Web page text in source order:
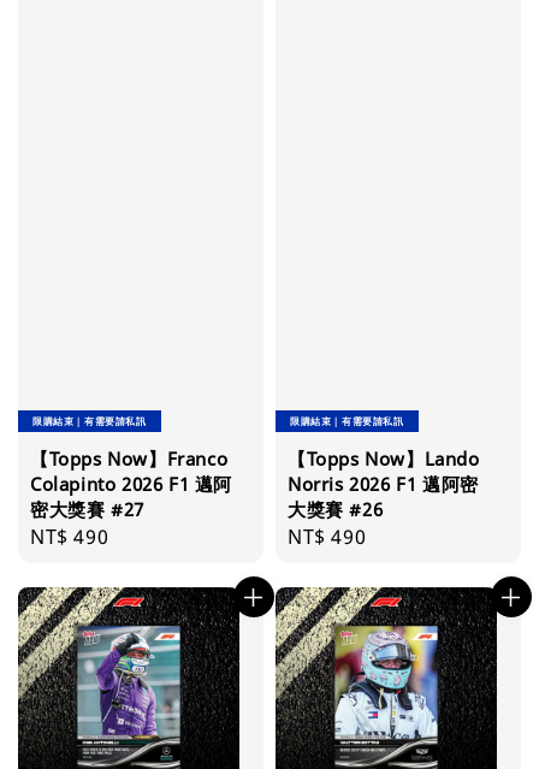
限購結束｜有需要請私訊
【Topps Now】Franco
Colapinto 2026 F1 邁阿
密大獎賽 #27
Regular
NT$ 490
限購結束｜有需要請私訊
【Topps Now】Lando
Norris 2026 F1 邁阿密
大獎賽 #26
Regular
NT$ 490